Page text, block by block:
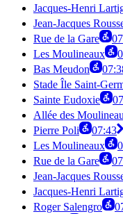
Jacques-Henri
Jean-Jacques
Rue de la Gare
Les Moulineaux
Bas Meudon
Stade Île Saint-
Sainte Eudoxie
Allée des
Pierre Poli
07:43
Les Moulineaux
Rue de la Gare
Jean-Jacques
Jacques-Henri
Roger Salengro